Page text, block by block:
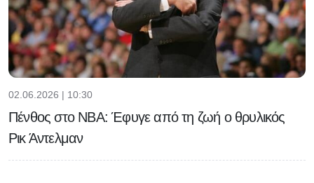
02.06.2026 | 10:30
Πένθος στο NBA: Έφυγε από τη ζωή ο θρυλικός
Ρικ Άντελμαν